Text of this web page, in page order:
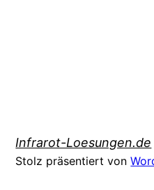
Infrarot-Loesungen.de
Stolz präsentiert von